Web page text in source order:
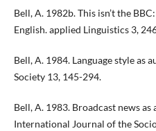
Bell, A. 1982b. This isn’t the
English. applied Linguistics 3,
Bell, A. 1984. Language style as
Society 13, 145-294.
Bell, A. 1983. Broadcast news as
International Journal of the